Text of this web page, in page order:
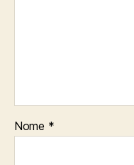
Nome *